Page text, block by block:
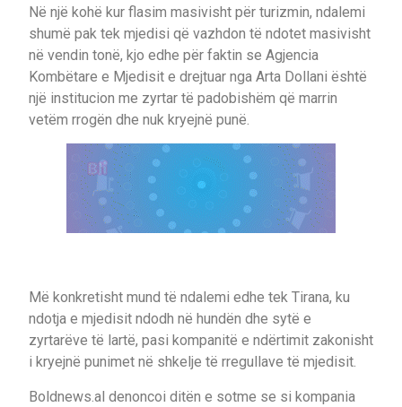
Në një kohë kur flasim masivisht për turizmin, ndalemi
shumë pak tek mjedisi që vazhdon të ndotet masivisht
në vendin tonë, kjo edhe për faktin se Agjencia
Kombëtare e Mjedisit e drejtuar nga Arta Dollani është
një institucion me zyrtar të padobishëm që marrin
vetëm rrogën dhe nuk kryejnë punë.
Më konkretisht mund të ndalemi edhe tek Tirana, ku
ndotja e mjedisit ndodh në hundën dhe sytë e
zyrtarëve të lartë, pasi kompanitë e ndërtimit zakonisht
i kryejnë punimet në shkelje të rregullave të mjedisit.
Boldnews.al denoncoi ditën e sotme se si kompania